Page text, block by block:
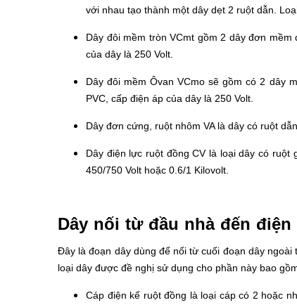
với nhau tạo thành một dây dẹt 2 ruột dẫn.
Dây đôi mềm tròn VCmt gồm 2 dây đơn
của dây là 250 Volt.
Dây đôi mềm Ôvan VCmo sẽ gồm có 2 dây
PVC, cấp điện áp của dây là 250 Volt.
Dây đơn cứng, ruột nhôm VA là dây có ruột
Dây điện lực ruột đồng CV là loại dây có
450/750 Volt hoặc 0.6/1 Kilovolt.
Dây nối từ đầu nhà đến điện
Đây là đoạn dây dùng để nối từ cuối đoạn dây
loại dây được đề nghị sử dụng cho phần này bao
Cáp điện kế ruột đồng là loại cáp có 2 hoặc